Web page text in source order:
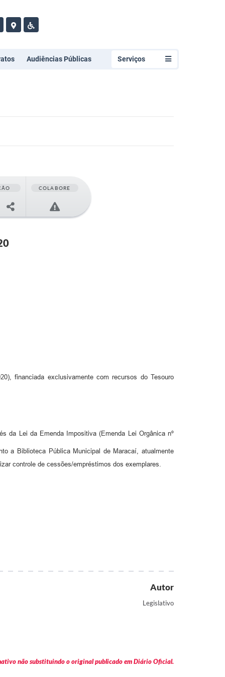
Audiências Públicas Serviços
COLABORE
financiada exclusivamente com recursos do Tesouro
da Lei da Emenda Impositiva (Emenda Lei Orgânica nº
a Biblioteca Pública Municipal de Maracaí, atualmente
controle de cessões/empréstimos dos exemplares.
Autor
Legislativo
não substituindo o original publicado em Diário Oficial.